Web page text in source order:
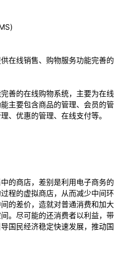
在线销售、购物服务功能完善的
善的在线购物系统，主要为在线
主要包含商品的管理、会员的管
、优惠的管理、在线支付等。
的商店，差别是利用电子商务的
程的虚拟商店，从而减少中间环
的差价，造就对普通消费和加大
。尽可能的还消费者以利益，带
国民经济稳定快速发展，推动国